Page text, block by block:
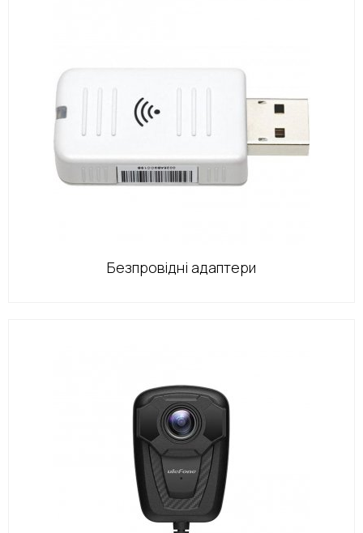
Безпровідні адаптери